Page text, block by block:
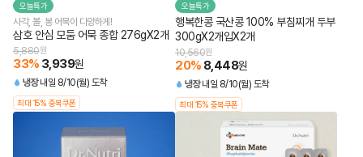
오늘특가
사각, 볼, 봉 어묵이 다양하게!
삼호 안심 모둠 어묵 종합 276gX2개
5,880원
33% 3,939원
냉장 내일 8/10(월) 도착
최대 15% 중복쿠폰
오늘특가
행복한콩 국산콩 100% 부침찌개 두부
300gX2개입X2개
10,560원
20% 8,448원
냉장 내일 8/10(월) 도착
최대 15% 중복쿠폰